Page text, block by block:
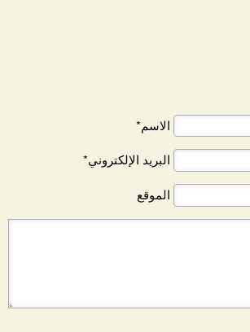
الاسم*
البريد الإلكتروني*
الموقع